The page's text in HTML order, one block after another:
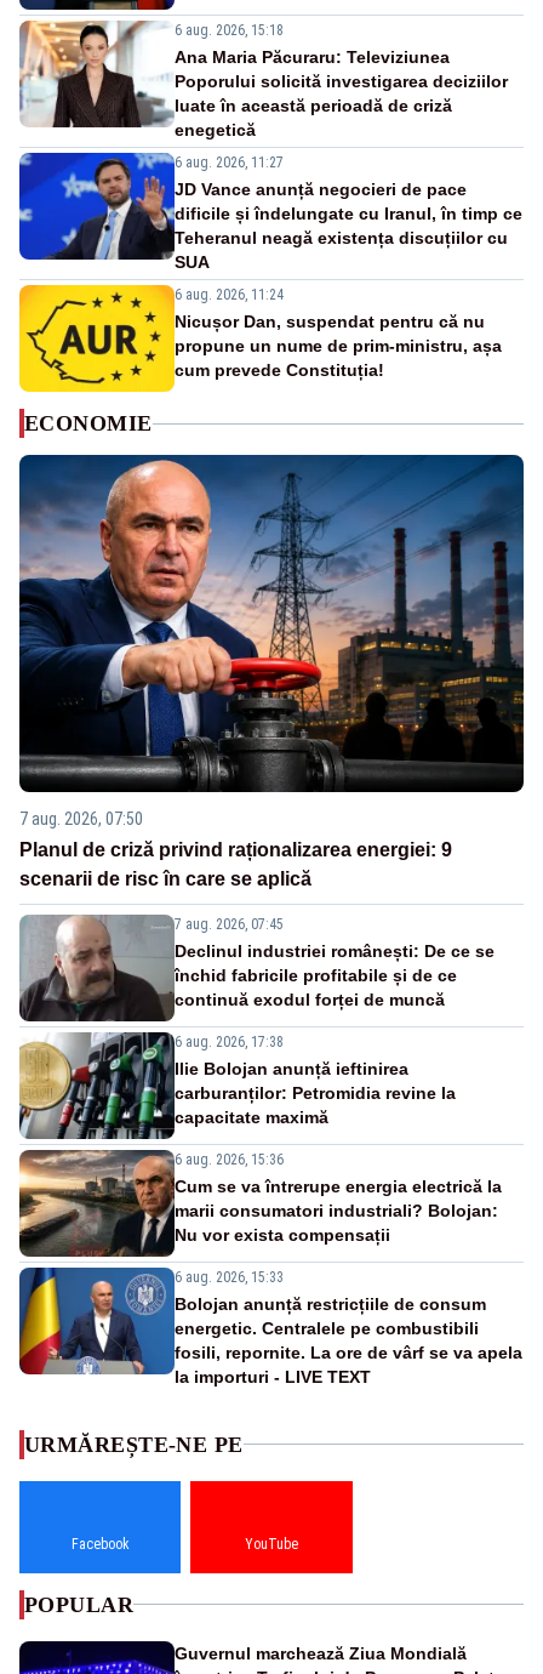
6 aug. 2026, 15:18
Ana Maria Păcuraru: Televiziunea
Poporului solicită investigarea deciziilor
luate în această perioadă de criză
enegetică
6 aug. 2026, 11:27
JD Vance anunță negocieri de pace
dificile și îndelungate cu Iranul, în timp ce
Teheranul neagă existența discuțiilor cu
SUA
6 aug. 2026, 11:24
Nicușor Dan, suspendat pentru că nu
propune un nume de prim-ministru, așa
cum prevede Constituția!
ECONOMIE
7 aug. 2026, 07:50
Planul de criză privind raționalizarea energiei: 9
scenarii de risc în care se aplică
7 aug. 2026, 07:45
Declinul industriei românești: De ce se
închid fabricile profitabile și de ce
continuă exodul forței de muncă
6 aug. 2026, 17:38
Ilie Bolojan anunță ieftinirea
carburanților: Petromidia revine la
capacitate maximă
6 aug. 2026, 15:36
Cum se va întrerupe energia electrică la
marii consumatori industriali? Bolojan:
Nu vor exista compensații
6 aug. 2026, 15:33
Bolojan anunță restricțiile de consum
energetic. Centralele pe combustibili
fosili, repornite. La ore de vârf se va apela
la importuri - LIVE TEXT
URMĂREȘTE-NE PE
Facebook YouTube
POPULAR
Guvernul marchează Ziua Mondială